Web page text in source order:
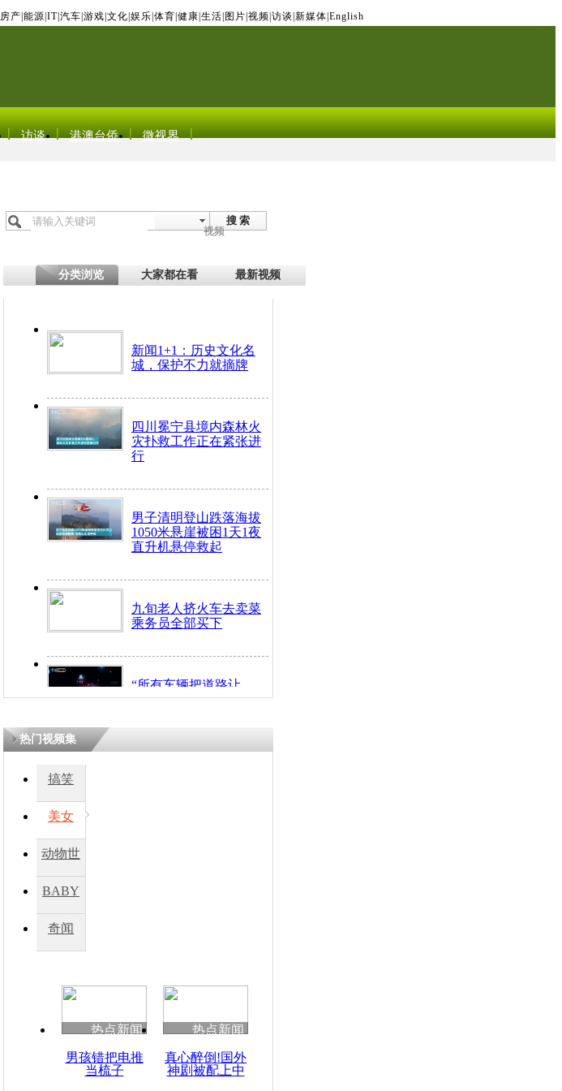
房产 能源 IT| 汽车 游戏 文化 娱乐 体育 健康 生活 图片 视频 访谈 新媒体 English
访谈 港澳台侨 微视界
搜 索
视频
分类浏览 大家都在看 最新视频
新闻1+1：历史文化名
城，保护不力就摘牌
四川冕宁县境内森林火
灾扑救工作正在紧张进
行
男子清明登山跌落海拔
1050米悬崖被困1天1夜
直升机悬停救起
九旬老人挤火车去卖菜
乘务员全部买下
“所有车辆把道路让
开！”儿童突发疾病交
四川兴文苗乡上万人欢
度苗族花山节
热门视频集
搞笑
美女
动物世
BABY
秀
奇闻
热点新闻
男孩错把电推
当梳子
热点新闻
真心醉倒!国外
神剧被配上中